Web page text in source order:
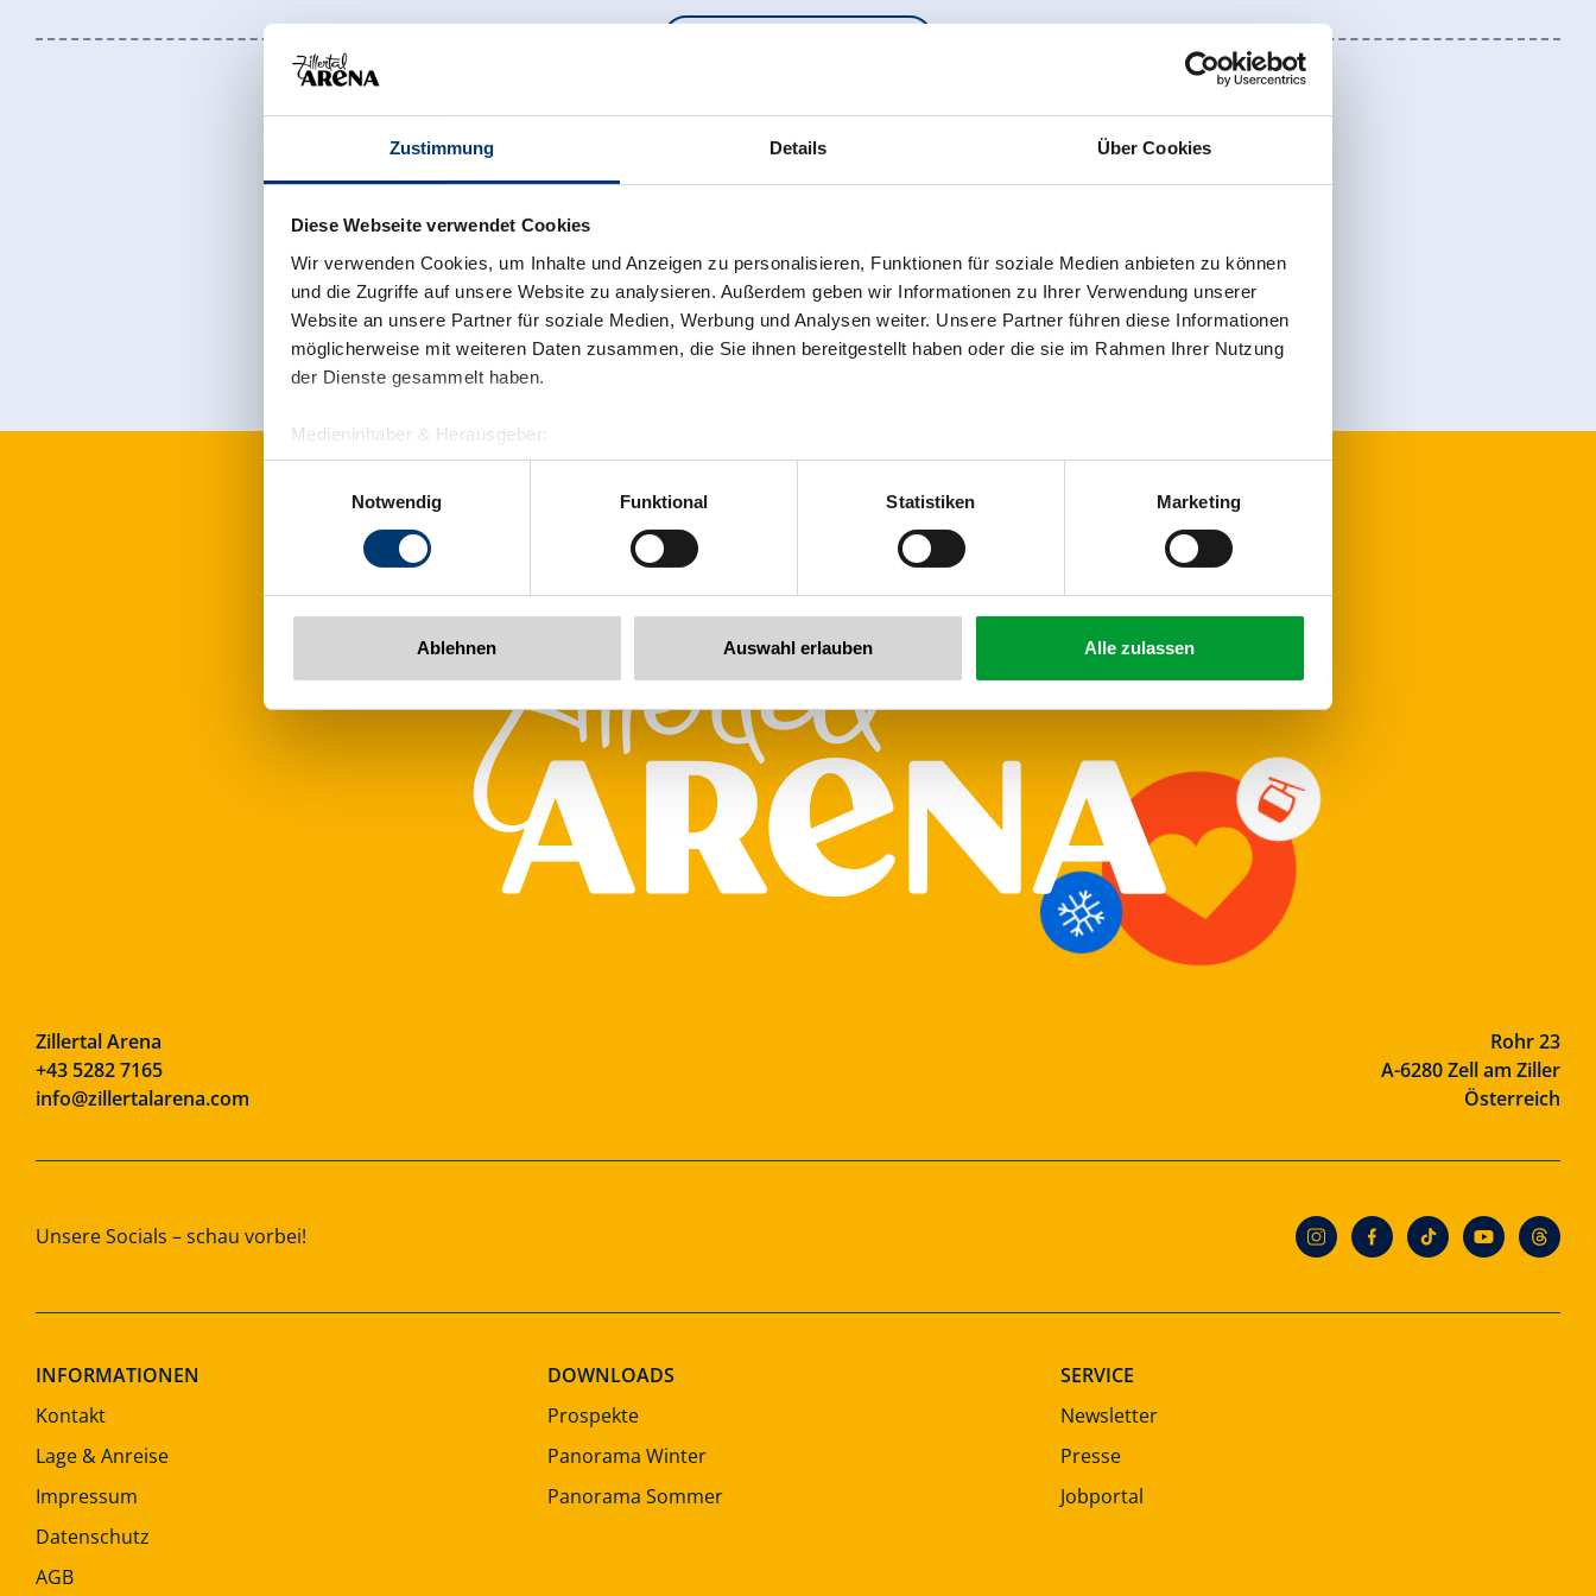
Zustimmung Details Über Cookies
Diese Webseite verwendet Cookies
Wir verwenden Cookies, um Inhalte und Anzeigen zu personalisieren, Funktionen für soziale Medien anbieten zu können
und die Zugriffe auf unsere Website zu analysieren. Außerdem geben wir Informationen zu Ihrer Verwendung unserer
Website an unsere Partner für soziale Medien, Werbung und Analysen weiter. Unsere Partner führen diese Informationen
möglicherweise mit weiteren Daten zusammen, die Sie ihnen bereitgestellt haben oder die sie im Rahmen Ihrer Nutzung
der Dienste gesammelt haben.
Medieninhaber & Herausgeber:
Zeller Bergbahnen Zillertal GmbH & Co KG
Rohr 23// A-6280 Zell am Ziller
www.zillertalarena.com
Notwendig
Funktional Statistiken Marketing
Ablehnen Auswahl erlauben Alle zulassen
Jetzt für den newsletter anmelden! Anmelden
Zillertal Arena
+43 5282 7165
info@zillertalarena.com
Rohr 23
A-6280 Zell am Ziller
Österreich
Unsere Socials – schau vorbei!
INFORMATIONEN
Kontakt
Lage & Anreise
Impressum
Datenschutz
AGB
DOWNLOADS
Prospekte
Panorama Winter
Panorama Sommer
SERVICE
Newsletter
Presse
Jobportal